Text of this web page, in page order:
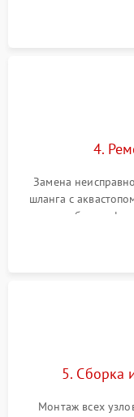
концевика
4.
Замена
шланга с
патрубках и
управления,
5. Сборка
Монтаж всех